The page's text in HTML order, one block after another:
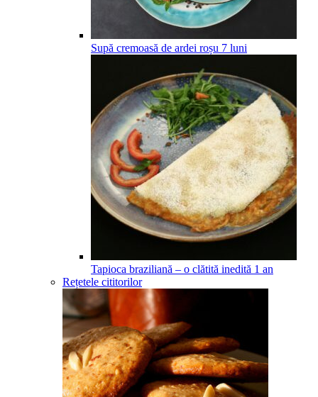
Supă cremoasă de ardei roșu 7 luni
Tapioca braziliană – o clătită inedită 1 an
Rețetele cititorilor